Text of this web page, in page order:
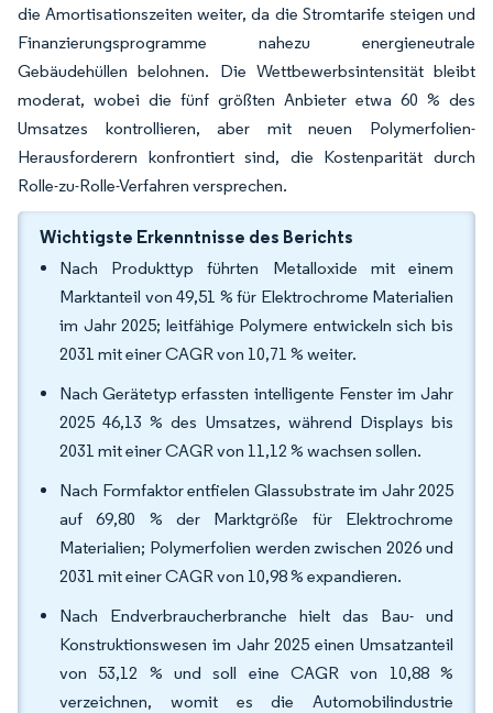
die Amortisationszeiten weiter, da die Stromtarife steigen und
Finanzierungsprogramme nahezu energieneutrale
Gebäudehüllen belohnen. Die Wettbewerbsintensität bleibt
moderat, wobei die fünf größten Anbieter etwa 60 % des
Umsatzes kontrollieren, aber mit neuen Polymerfolien-
Herausforderern konfrontiert sind, die Kostenparität durch
Rolle-zu-Rolle-Verfahren versprechen.
Wichtigste Erkenntnisse des Berichts
Nach Produkttyp führten Metalloxide mit einem
Marktanteil von 49,51 % für Elektrochrome Materialien
im Jahr 2025; leitfähige Polymere entwickeln sich bis
2031 mit einer CAGR von 10,71 % weiter.
Nach Gerätetyp erfassten intelligente Fenster im Jahr
2025 46,13 % des Umsatzes, während Displays bis
2031 mit einer CAGR von 11,12 % wachsen sollen.
Nach Formfaktor entfielen Glassubstrate im Jahr 2025
auf 69,80 % der Marktgröße für Elektrochrome
Materialien; Polymerfolien werden zwischen 2026 und
2031 mit einer CAGR von 10,98 % expandieren.
Nach Endverbraucherbranche hielt das Bau- und
Konstruktionswesen im Jahr 2025 einen Umsatzanteil
von 53,12 % und soll eine CAGR von 10,88 %
verzeichnen, womit es die Automobilindustrie